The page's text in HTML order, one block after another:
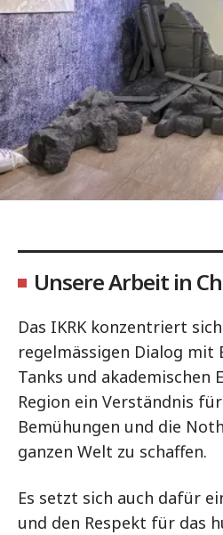
Unsere Arbeit in
Das IKRK konzentriert
regelmässigen Dialog mit
Tanks und akademischen
Region ein Verständnis
Bemühungen und die
ganzen Welt zu schaffen.
Es setzt sich auch dafür
und den Respekt für das